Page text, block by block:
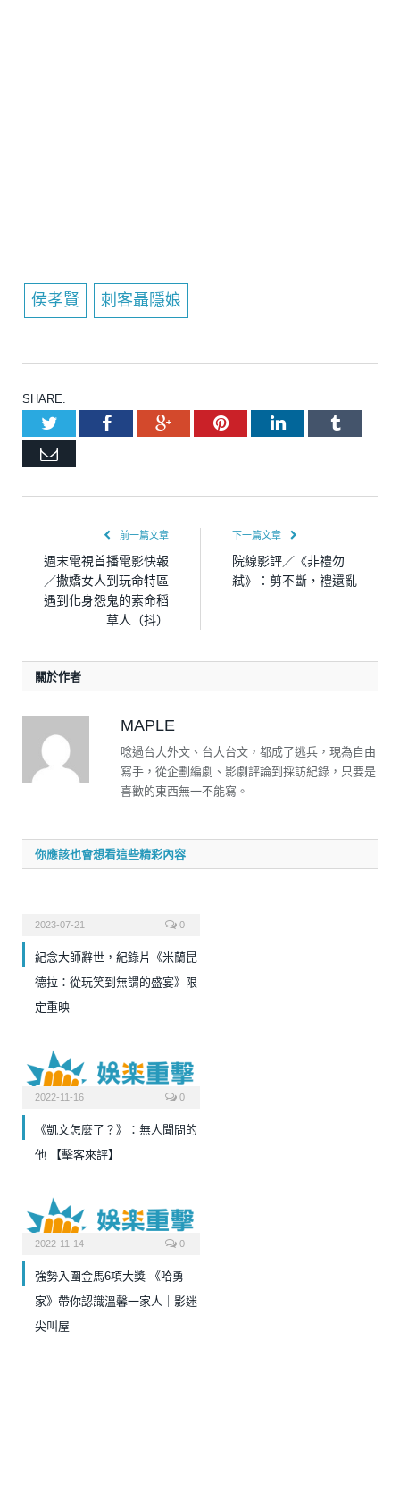
侯孝賢 刺客聶隱娘
SHARE.
TwitterFacebookGoogle+PinterestLinkedInTumblr
Email
前一篇文章
週末電視首播電影快報
／撒嬌女人到玩命特區
遇到化身怨鬼的索命稻
草人（抖）
下一篇文章
院線影評／《非禮勿
弒》：剪不斷，禮還亂
關於作者
MAPLE
唸過台大外文、台大台文，都成了逃兵，現為自由
寫手，從企劃編劇、影劇評論到採訪紀錄，只要是
喜歡的東西無一不能寫。
你應該也會想看這些精彩內容
2023-07-21 0
紀念大師辭世，紀錄片《米蘭昆
德拉：從玩笑到無謂的盛宴》限
定重映
2022-11-16 0
《凱文怎麼了？》：無人聞問的
他 【擊客來評】
2022-11-14 0
強勢入圍金馬6項大獎 《哈勇
家》帶你認識溫馨一家人｜影迷
尖叫屋